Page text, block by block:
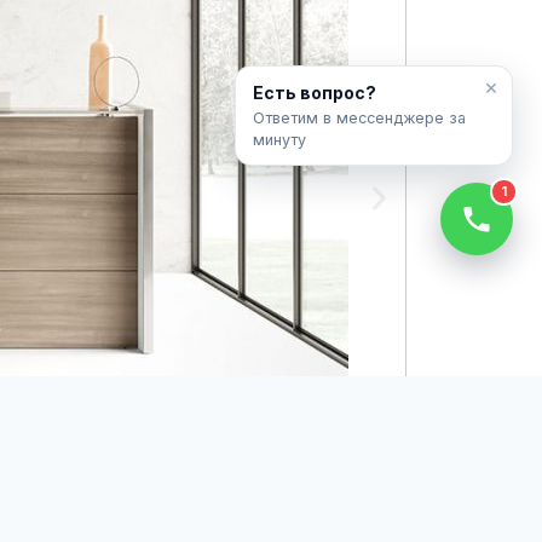
Есть вопрос?
Ответим в мессенджере за
минуту
×
1